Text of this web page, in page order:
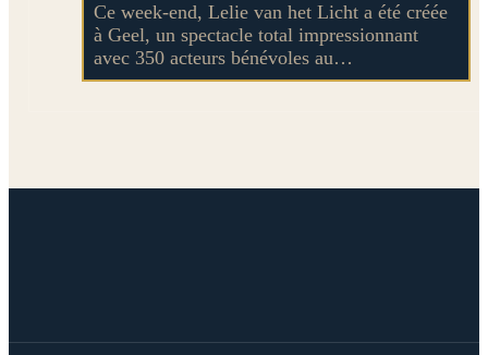
Ce week-end, Lelie van het Licht a été créée
à Geel, un spectacle total impressionnant
avec 350 acteurs bénévoles au…